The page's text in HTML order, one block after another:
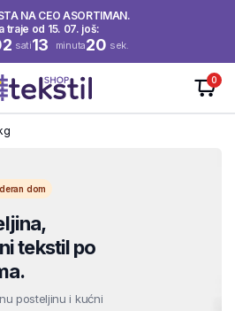
NA CEO ASORTIMAN.
traje od 15. 07. još:
sati13 minuta20 sek.
0
dom
tekstil po
posteljinu i kućni